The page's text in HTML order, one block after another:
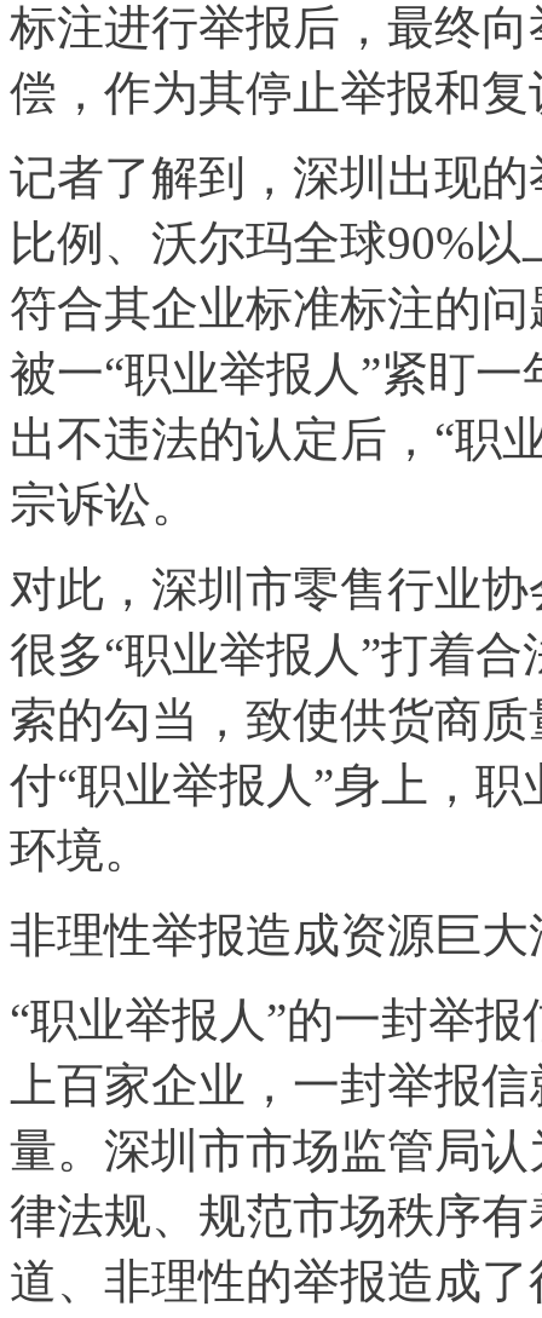
标注进行举报后，最终
偿，作为其停止举报和
记者了解到，深圳出现
比例、沃尔玛全球90%
符合其企业标准标注的
被一“职业举报人”紧盯
出不违法的认定后，“职
宗诉讼。
对此，深圳市零售行业
很多“职业举报人”打着
索的勾当，致使供货商
付“职业举报人”身上，
环境。
非理性举报造成资源巨大
“职业举报人”的一封举
上百家企业，一封举报
量。深圳市市场监管局
律法规、规范市场秩序
道、非理性的举报造成